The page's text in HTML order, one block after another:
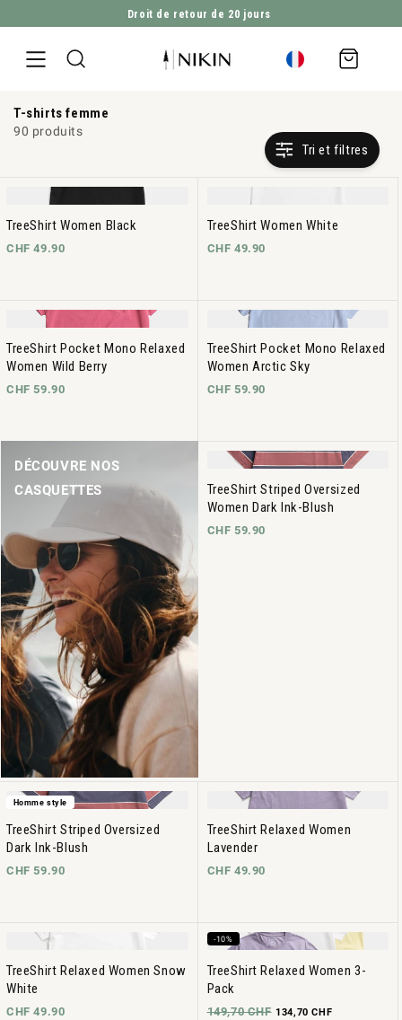
ALLER DIRECTEMENT AU CONTENU
Droit de retour de 20 jours
Panier
d'achat
T-shirts femme
90 produits
Tri et filtres
TreeShirt Women Black
CHF 49.90
TreeShirt Women White
CHF 49.90
TreeShirt Pocket Mono Relaxed
Women Wild Berry
CHF 59.90
TreeShirt Pocket Mono Relaxed
Women Arctic Sky
CHF 59.90
DÉCOUVRE NOS
CASQUETTES
TreeShirt Striped Oversized
Women Dark Ink-Blush
CHF 59.90
Homme style
TreeShirt Striped Oversized
Dark Ink-Blush
CHF 59.90
TreeShirt Relaxed Women
Lavender
CHF 49.90
TreeShirt Relaxed Women Snow
White
CHF 49.90
-10%
TreeShirt Relaxed Women 3-
Pack
149,70 CHF 134,70 CHF